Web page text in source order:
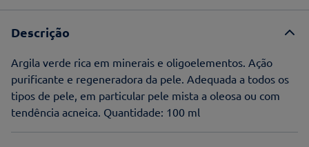
Descrição
Argila verde rica em minerais e oligoelementos. Ação
purificante e regeneradora da pele. Adequada a todos os
tipos de pele, em particular pele mista a oleosa ou com
tendência acneica. Quantidade: 100 ml